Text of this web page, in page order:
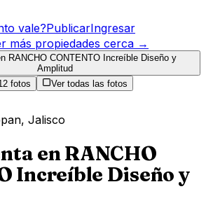
vale?PublicarIngresar
más propiedades cerca →
fotos Ver todas las fotos
, Jalisco
en RANCHO
Increíble Diseño y